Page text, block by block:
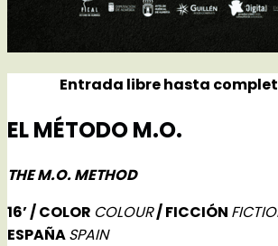
Entrada libre hasta
EL MÉTODO M.O.
THE M.O. METHOD
16’ / COLOR COLOUR/ FICCIÓN
ESPAÑASPAIN